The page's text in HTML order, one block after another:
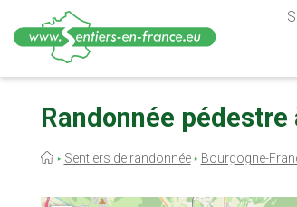
contenuRandonnée
Fil
Sentiers de randonnée Bourgogne-